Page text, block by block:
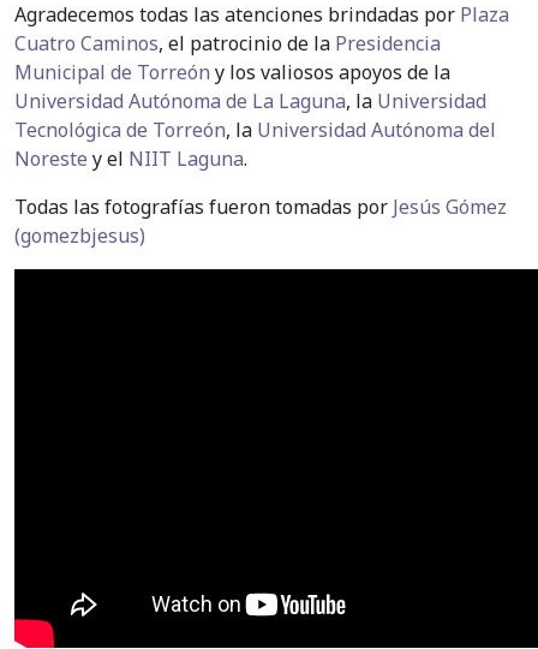
Agradecemos todas las atenciones brindadas por Plaza
Cuatro Caminos, el patrocinio de la Presidencia
Municipal de Torreón y los valiosos apoyos de la
Universidad Autónoma de La Laguna, la Universidad
Tecnológica de Torreón, la Universidad Autónoma del
Noreste y el NIIT Laguna.
Todas las fotografías fueron tomadas por Jesús Gómez
(gomezbjesus)